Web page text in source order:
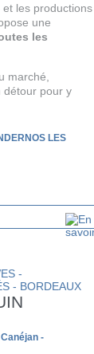
et les productions
une
les
marché,
détour pour y
LES
-
- BORDEAUX
-